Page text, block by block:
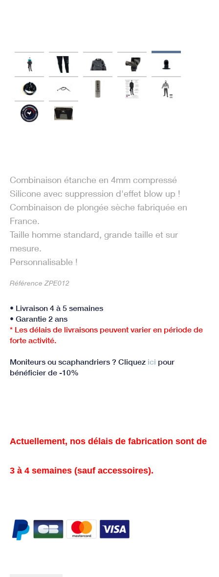
Combinaison étanche en 4mm compressé
Silicone avec suppression d'effet blow up !
Combinaison de plongée sèche fabriquée en
France.
Taille homme standard, grande taille et sur
mesure.
Personnalisable !
Référence ZPE012
• Livraison 4 à 5 semaines
• Garantie 2 ans
* Les délais de livraisons peuvent varier en période de
forte activité.
Moniteurs ou scaphandriers ? Cliquez ici pour
bénéficier de -10%
Actuellement, nos délais de fabrication sont de
3 à 4 semaines (sauf accessoires).